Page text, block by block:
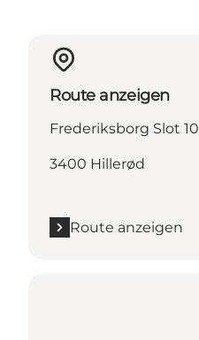
Route anzeigen
Frederiksborg Slot 10
3400 Hillerød
Route anzeigen